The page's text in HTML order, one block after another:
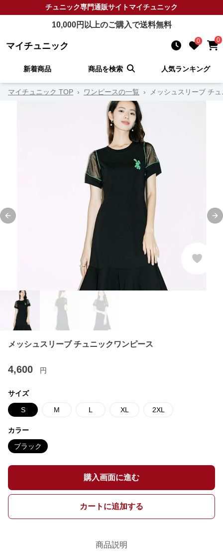
チュニック専門通販サイトマイチュニック
10,000円以上のご購入で送料無料
マイチュニック 0 0
新着商品 商品を検索 人気ランキング
マイチュニック TOP › ワンピースの一覧 › メッシュスリーブ チ
Previous slide
メッシュスリーブ チュニックワンピース
4,600 円
サイズ
S M L XL 2XL
カラー
ブラック
購入画面に進む
カートに追加する
商品説明